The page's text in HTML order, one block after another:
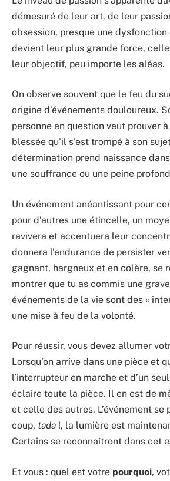
démesuré de leur art, de leur
obsession, presque une dysfonction
devient leur plus grande force,
leur objectif, peu importe les aléas.
On observe souvent que le feu du
origine d’événements douloureux.
personne en question veut prouver à
blessée qu’il s’est trompé à son
détermination prend naissance
une souffrance ou une peine
Un événement anéantissant pour
pour d’autres une étincelle, un
ravivera et accentuera leur
donnera l’endurance de persister
gagnant, hargneux et en colère, se
montrer que tu as commis une
événements de la vie sont des «
une mise à feu de la volonté.
Pour réussir, vous devez allumer
Lorsqu’on arrive dans une pièce et
l’interrupteur en marche et d’un
éclaire toute la pièce. Il en est de
et celle des autres. L’événement se
coup, tada !, la lumière est
Certains se reconnaîtront dans cet
Et vous : quel est votre pourquoi,